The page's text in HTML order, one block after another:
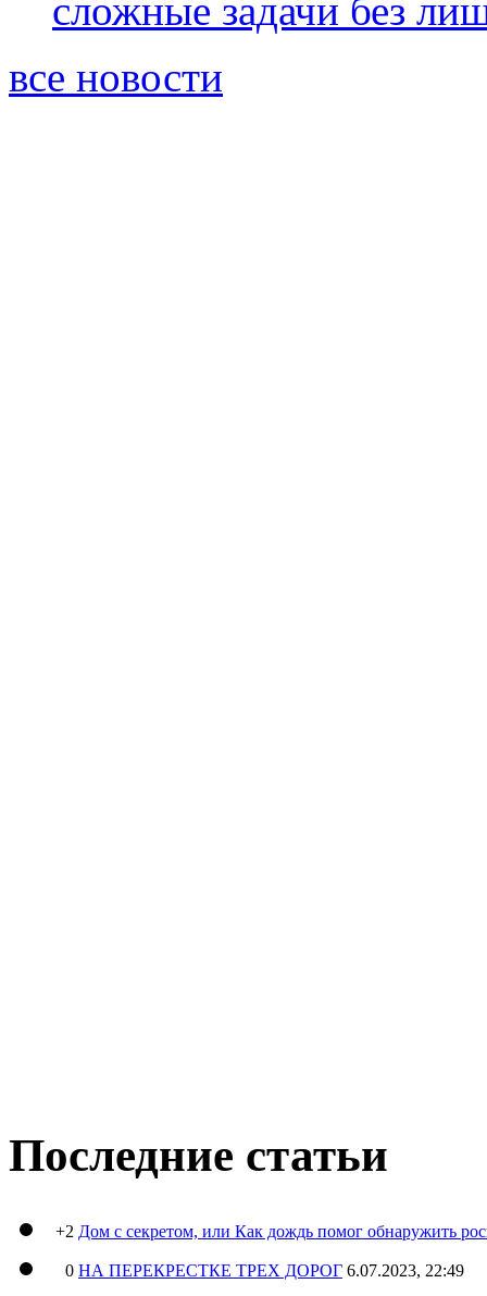
сложные задачи без
все новости
Последние статьи
+2 Дом с секретом, или Как дождь помог обнаружить
0 НА ПЕРЕКРЕСТКЕ ТРЕХ ДОРОГ 6.07.2023, 22:49